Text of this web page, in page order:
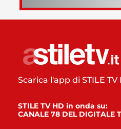
Scarica l'app di STILE TV
STILE TV HD in onda su:
CANALE 78 DEL DIGITALE